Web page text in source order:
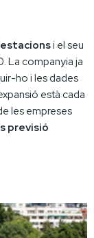
i el seu
La companyia ja
ho i les dades
està cada
les empreses
previsió